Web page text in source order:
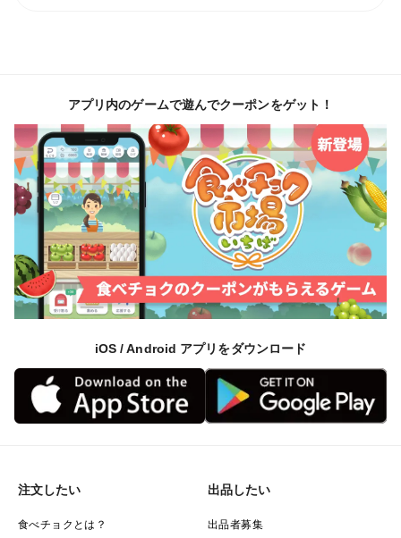
は避けてください。
【品質特性】
・ほしいもの表面に白い粉が出る場合がありますが、お
いもの糖分が結晶化したものです。品質には問題はござ
いせん。
・できる限り取り除いておりますが、稀においもの皮や
ひげ根により黒い部分がみられることがありますが、品
質には問題はございせん。
そのままお召し上がり頂けます。
アプリ内のゲームで遊んでクーポンをゲット！
iOS / Android アプリをダウンロード
注文したい
食べチョクとは？
出品したい
出品者募集